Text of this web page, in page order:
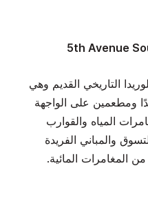
التاريخي القديم وهي
ومطعمين على الواجهة
المياه والقوارب
والمباني الفريدة
المغامرات المائية.